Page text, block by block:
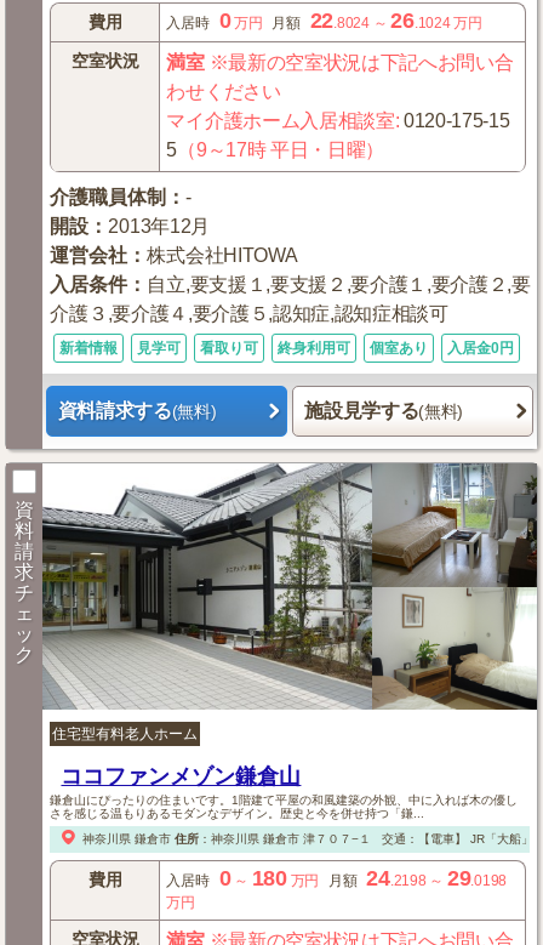
費用 入居時 0万円 月額 22.8024 ～26.1024万円
空室状況 満室※最新の空室状況は下記へお問い合
わせください
マイ介護ホーム入居相談室:0120-175-15
5 （9～17時 平日・日曜）
介護職員体制 ：-
開設 ： 2013年12月
運営会社 ：株式会社HITOWA
入居条件： 自立,要支援１,要支援２,要介護１,要介護２,要
介護３,要介護４,要介護５,認知症,認知症相談可
新着情報 見学可 看取り可 終身利用可 個室あり 入居金0円
資料請求する(無料) 施設見学する(無料)
資
料
請
求
チ
ェ
ッ
ク
住宅型有料老人ホーム
ココファンメゾン鎌倉山
鎌倉山にぴったりの住まいです。1階建て平屋の和風建築の外観、中に入れば木の優し
さを感じる温もりあるモダンなデザイン。歴史と今を併せ持つ「鎌...
神奈川県 鎌倉市 住所： 神奈川県 鎌倉市津７０７−１ 交通：【電車】 JR「大船」
費用 入居時 0～ 180 万円 月額 24.2198 ～ 29.0198
万円
空室状況